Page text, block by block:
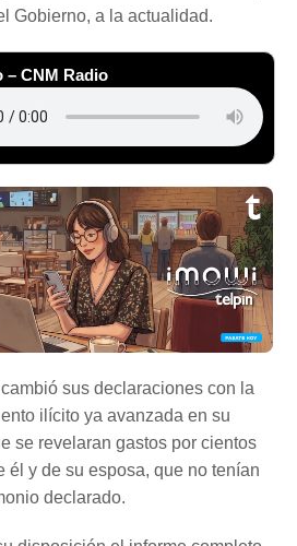
Gobierno, a la actualidad.
– CNM Radio
sus declaraciones con la
ilícito ya avanzada en su
se revelaran gastos por cientos
él y de su esposa, que no tenían
declarado.